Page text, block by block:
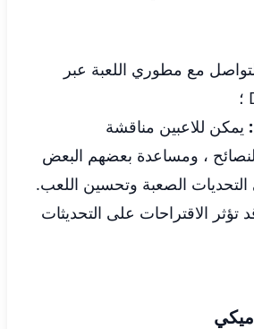
مع مطوري اللعبة عبر
يمكن للاعبين مناقشة
، ومساعدة بعضهم البعض
الصعبة وتحسين اللعب.
تؤثر الاقتراحات على التحديثات